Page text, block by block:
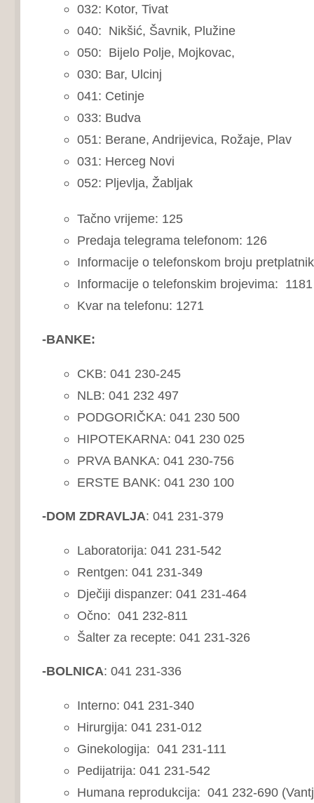
032: Kotor, Tivat
040: Nikšić, Šavnik, Plužine
050: Bijelo Polje, Mojkovac,
030: Bar, Ulcinj
041: Cetinje
033: Budva
051: Berane, Andrijevica, Rožaje, Plav
031: Herceg Novi
052: Pljevlja, Žabljak
Tačno vrijeme: 125
Predaja telegrama telefonom: 126
Informacije o telefonskom broju
Informacije o telefonskim brojevima: 1181
Kvar na telefonu: 1271
-BANKE:
CKB: 041 230-245
NLB: 041 232 497
PODGORIČKA: 041 230 500
HIPOTEKARNA: 041 230 025
PRVA BANKA: 041 230-756
ERSTE BANK: 041 230 100
-DOM ZDRAVLJA: 041 231-379
Laboratorija: 041 231-542
Rentgen: 041 231-349
Dječiji dispanzer: 041 231-464
Očno: 041 232-811
Šalter za recepte: 041 231-326
-BOLNICA: 041 231-336
Interno: 041 231-340
Hirurgija: 041 231-012
Ginekologija: 041 231-111
Pedijatrija: 041 231-542
Humana reprodukcija: 041 232-690